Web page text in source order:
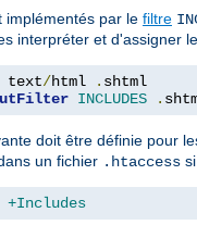
implémentés par le filtre
interpréter et d'assigner
text/html .
INCLUDES .
doit être définie pour
un fichier .htaccess si
+Includes